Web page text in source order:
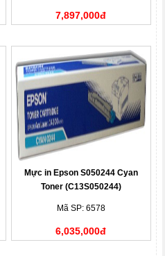
7,897,000đ
Mực in Epson S050244 Cyan
Toner (C13S050244)
Mã SP: 6578
6,035,000đ